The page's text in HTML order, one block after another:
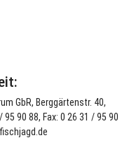
GbR, Berggärtenstr. 40,
90 88, Fax: 0 26 31 / 95 90